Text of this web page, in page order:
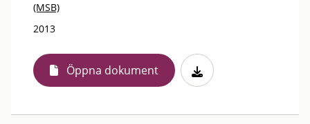
(MSB)
2013
Öppna dokument